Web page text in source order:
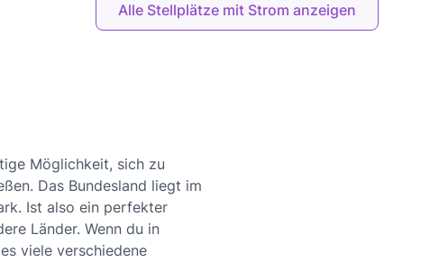
Alle Stellplätze mit Strom anzeigen
Möglichkeit, sich zu
Das Bundesland liegt im
Ist also ein perfekter
Länder. Wenn du in
viele verschiedene